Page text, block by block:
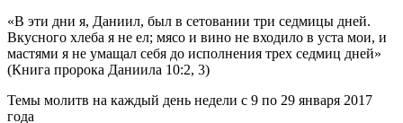
«В эти дни я, Даниил, был в сетовании три седмицы дней.
Вкусного хлеба я не ел; мясо и вино не входило в уста мои, и
мастями я не умащал себя до исполнения трех седмиц дней»
(Книга пророка Даниила 10:2, 3)
Темы молитв на каждый день недели с 9 по 29 января 2017
года